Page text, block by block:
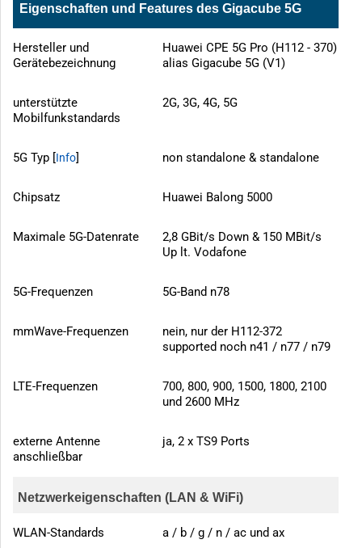
Eigenschaften und Features des Gigacube 5G
Hersteller und
Gerätebezeichnung
Huawei CPE 5G Pro (H112 - 370)
alias Gigacube 5G (V1)
unterstützte
Mobilfunkstandards
2G, 3G, 4G, 5G
5G Typ [Info] non standalone & standalone
Chipsatz Huawei Balong 5000
Maximale 5G-Datenrate
2,8 GBit/s Down & 150 MBit/s
Up lt. Vodafone
5G-Frequenzen 5G-Band n78
mmWave-Frequenzen
nein, nur der H112-372
supported noch n41 / n77 / n79
LTE-Frequenzen
700, 800, 900, 1500, 1800, 2100
und 2600 MHz
externe Antenne
anschließbar
ja, 2 x TS9 Ports
Netzwerkeigenschaften (LAN & WiFi)
WLAN-Standards a / b / g / n / ac und ax